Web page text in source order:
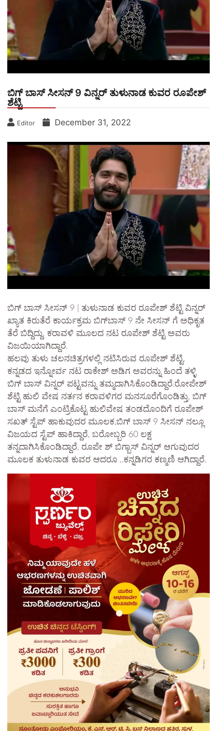
ಬಿಗ್ ಬಾಸ್ ಸೀಸನ್ 9 ವಿನ್ನರ್ ತುಳುನಾಡ ಕುವರ ರೂಪೇಶ್
ಶೆಟ್ಟಿ
Editor December 31, 2022
ಬಿಗ್ ಬಾಸ್ ಸೀಸನ್ 9 | ತುಳುನಾಡ ಕುವರ ರೂಪೇಶ್ ಶೆಟ್ಟಿ ವಿನ್ನರ್
ಖ್ಯಾತ ಕಿರುತೆರೆ ಕಾರ್ಯಕ್ರಮ ಬಿಗ್‌ಬಾಸ್‌ 9 ನೇ ಸೀಸನ್‌ ಗೆ ಅಧಿಕೃತ
ತೆರೆ ಬಿದ್ದಿದ್ದು, ಕರಾವಳಿ ಮೂಲದ ನಟ ರೂಪೇಶ್‌ ಶೆಟ್ಟಿ ಅವರು
ವಿಜಯಿಯಾಗಿದ್ದಾರೆ.
ಹಲವು ತುಳು ಚಲನಚಿತ್ರಗಳಲ್ಲಿ ನಟಿಸಿರುವ ರೂಪೇಶ್‌ ಶೆಟ್ಟಿ,
ಕನ್ನಡದ ಇನ್ನೋರ್ವ ನಟ ರಾಕೇಶ್‌ ಅಡಿಗ ಅವರನ್ನು ಹಿಂದೆ ತಳ್ಳಿ
ಬಿಗ್‌ ಬಾಸ್‌ ವಿನ್ನರ್‌ ಪಟ್ಟವನ್ನು ತಮ್ಮದಾಗಿಸಿಕೊಂಡಿದ್ದಾರೆ.ರೋಪೇಶ್
ಶೆಟ್ಟಿ ಹುಲಿ ವೇಷ ನರ್ತನ ಕರಾವಳಿಗರ ಮನಸೂರೆಗೊಂಡಿತ್ತು, ಬಿಗ್
ಬಾಸ್ ಮನೆಗೆ ಎಂಟ್ರಿಕೊಟ್ಟ ಹುಲಿವೇಷ ತಂಡದೊಂದಿಗೆ ರೂಪೇಶ್
ಸಖತ್ ಸ್ಟೆಪ್ ಹಾಕುವುದರ ಮೂಲಕ,ಬಿಗ್ ಬಾಸ್ 9 ಸೀಸನ್ ನಲ್ಲೂ
ವಿಜಯದ ಸ್ಟೆಪ್ ಹಾಕಿದ್ದಾರೆ, ಬರೋಬ್ಬರಿ 60 ಲಕ್ಷ
ತನ್ನದಾಗಿಸಿಕೊಂಡಿದ್ದಾರೆ, ರೂಪೇ ಶ್ ಬಿಗ್ಬಾಸ್ ವಿನ್ನರ್ ಆಗುವುದರ
ಮೂಲಕ ತುಳುನಾಡ ಕುವರ ಆದರೂ ..ಕನ್ನಡಿಗರ ಕಣ್ಮಣಿ ಆಗಿದ್ದಾರೆ.